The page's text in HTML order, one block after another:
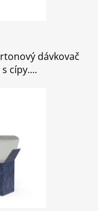
dávkovač
cípy.